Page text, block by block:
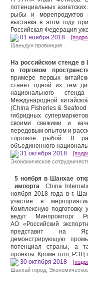
потенциальных
рыбы и морепродуктов
выставка в этом году
Российская Федерация
01 ноября 2018
Шаньдун провинция
На российском стенде в
о торговом
примере первых
станет одной из тем
национального
Международной
(China Fisheries &
гибридных
своими свежими и
передовым опытом и
торговле рыбой. В
объединенного
31 октября 2018
Экономическое
5 ноября в Шанхае
импорта China
ноября 2018 года в г.
участие в
Комплексную
ведут Минпромторг
АО «Российский
представит на
демонстрирующую
потенциал страны, а
проекты. Кроме того, РЭЦ
30 октября 2018
Шанхай город